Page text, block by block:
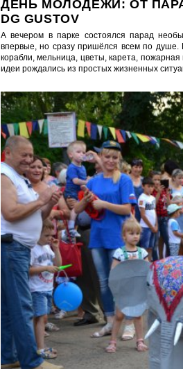
ДЕНЬ МОЛОДЁЖИ: ОТ
DG GUSTOV
А вечером в парке состоялся парад
впервые, но сразу пришёлся всем по душе.
корабли, мельница, цветы, карета,
идеи рождались из простых жизненных